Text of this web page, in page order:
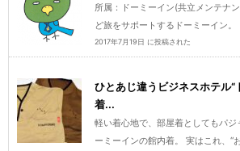
所属：ドーミーイン(共立メンテナ
ど旅をサポートするドーミーイン
2017年7月19日 に投稿された
ひとあじ違うビジネスホテル“
着...
軽い着心地で、部屋着としてもパ
ーミーインの館内着。 実はこれ、“